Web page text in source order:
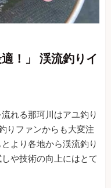
！」 渓流釣りイ
れる那珂川はアユ釣り
りファンからも大変注
より各地から渓流釣り
や技術の向上にはとて